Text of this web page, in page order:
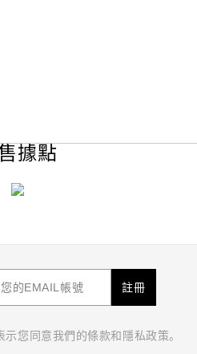
據點
註冊
您同意我們的條款和隱私政策。